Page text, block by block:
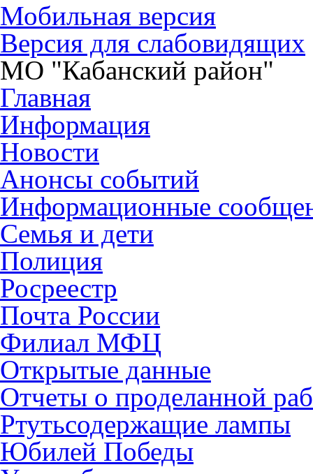
Мобильная версия
Версия для слабовидящих
МО "Кабанский район"
Главная
Информация
Новости
Анонсы событий
Информационные
Семья и дети
Полиция
Росреестр
Почта России
Филиал МФЦ
Открытые данные
Отчеты о проделанной
Ртутьсодержащие лампы
Юбилей Победы